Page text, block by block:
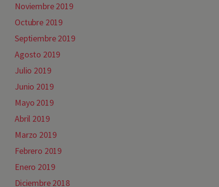
Noviembre 2019
Octubre 2019
Septiembre 2019
Agosto 2019
Julio 2019
Junio 2019
Mayo 2019
Abril 2019
Marzo 2019
Febrero 2019
Enero 2019
Diciembre 2018